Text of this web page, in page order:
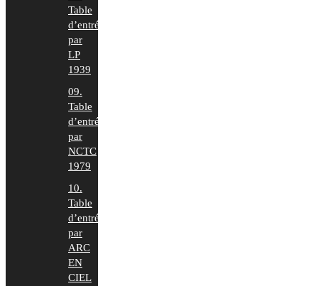
Table
d’entrée
par
LP
1939
09.
Table
d’entrée
par
NCTC
1979
10.
Table
d’entrée
par
ARC
EN
CIEL